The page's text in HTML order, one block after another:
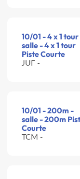
10/01 - 4 x 1 tour
salle - 4 x 1 tour
Piste Courte
JUF -
10/01 - 200m -
salle - 200m
Courte
TCM -